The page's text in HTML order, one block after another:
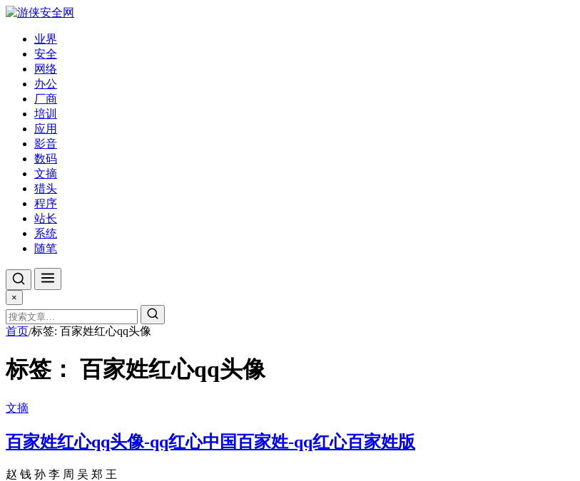
业界
安全
网络
办公
厂商
培训
应用
影音
数码
文摘
猎头
程序
站长
系统
随笔
×
首页/标签: 百家姓红心qq头像
标签： 百家姓红心qq头像
文摘
百家姓红心qq头像-qq红心中国百家姓-qq红心百家姓版
赵 钱 孙 李 周 吴 郑 王